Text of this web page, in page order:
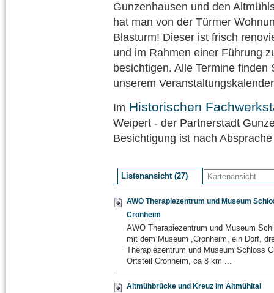
Gunzenhausen und den
hat man von der Türmer
Blasturm! Dieser ist frisch
und im Rahmen einer Führung
besichtigen. Alle Termine finden
unserem
Im Historischen
Weipert - der Partnerstadt
Besichtigung ist nach
Listenansicht (27) Kartenansicht
AWO Therapiezentrum und Museum
Cronheim
AWO Therapiezentrum und Museum
mit dem Museum „Cronheim, ein Dorf,
Therapiezentrum und Museum Schloss
Ortsteil Cronheim, ca 8 km ...
Altmühbrücke und Kreuz im Altmühltal